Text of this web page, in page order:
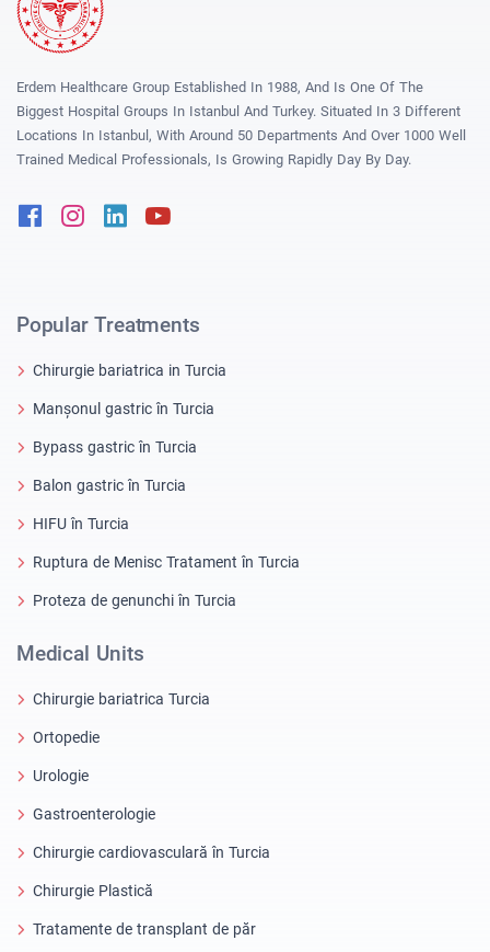
Erdem Healthcare Group Established In 1988, And Is One Of The
Biggest Hospital Groups In Istanbul And Turkey. Situated In 3 Different
Locations In Istanbul, With Around 50 Departments And Over 1000 Well
Trained Medical Professionals, Is Growing Rapidly Day By Day.
FacebookInstagram
Linkedin
Popular Treatments
Chirurgie bariatrica in Turcia
Manșonul gastric în Turcia
Bypass gastric în Turcia
Balon gastric în Turcia
HIFU în Turcia
Ruptura de Menisc Tratament în Turcia
Proteza de genunchi în Turcia
Medical Units
Chirurgie bariatrica Turcia
Ortopedie
Urologie
Gastroenterologie
Chirurgie cardiovasculară în Turcia
Chirurgie Plastică
Tratamente de transplant de păr